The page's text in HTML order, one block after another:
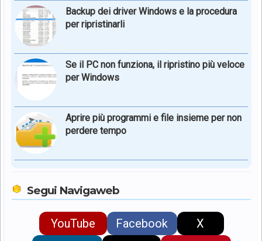
Backup dei driver Windows e la procedura
per ripristinarli
Se il PC non funziona, il ripristino più veloce
per Windows
Aprire più programmi e file insieme per non
perdere tempo
Segui Navigaweb
YouTube Facebook
X